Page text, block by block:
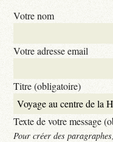
Votre nom
Votre adresse email
Titre (obligatoire)
Texte de votre message
Pour créer des